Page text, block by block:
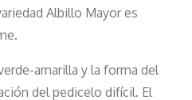
Albillo Mayor es
amarilla y la forma del
del pedicelo difícil. El